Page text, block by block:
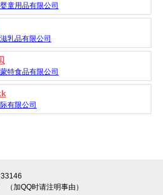
童用品有限公司
乳品有限公司
特食品有限公司
有限公司
加QQ时请注明事由）